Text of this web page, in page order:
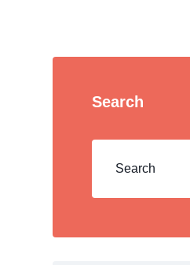
Search